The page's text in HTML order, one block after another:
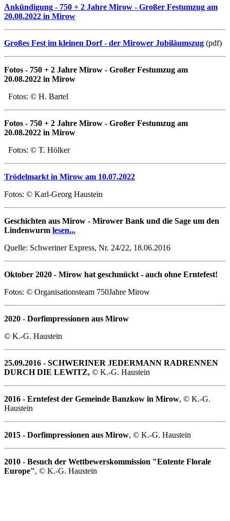
Ankündigung - 750 + 2 Jahre Mirow - Großer Festumzug am
20.08.2022 in Mirow
Großes Fest im kleinen Dorf - der Mirower Jubiläumszug (pdf)
Fotos - 750 + 2 Jahre Mirow - Großer Festumzug am
20.08.2022 in Mirow
Fotos: © H. Bartel
Fotos - 750 + 2 Jahre Mirow - Großer Festumzug am
20.08.2022 in Mirow
Fotos: © T. Hölker
Trödelmarkt in Mirow am 10.07.2022
Fotos: © Karl-Georg Haustein
Geschichten aus Mirow - Mirower Bank und die Sage um den
Lindenwurm lesen...
Quelle: Schweriner Express, Nr. 24/22, 18.06.2016
Oktober 2020 - Mirow hat geschmückt - auch ohne Erntefest!
Fotos: © Organisationsteam 750Jahre Mirow
2020 - Dorfimpressionen aus Mirow
© K.-G. Haustein
25.09.2016 - SCHWERINER JEDERMANN RADRENNEN
DURCH DIE LEWITZ, © K.-G. Haustein
2016 - Erntefest der Gemeinde Banzkow in Mirow, © K.-G.
Haustein
2015 - Dorfimpressionen aus Mirow, © K.-G. Haustein
2010 - Besuch der Wettbewerskommission "Entente Florale
Europe", © K.-G. Haustein